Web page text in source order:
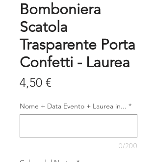
Bomboniera
Scatola
Trasparente Porta
Confetti - Laurea
4,50 €
Nome + Data Evento + Laurea in... *
0/200